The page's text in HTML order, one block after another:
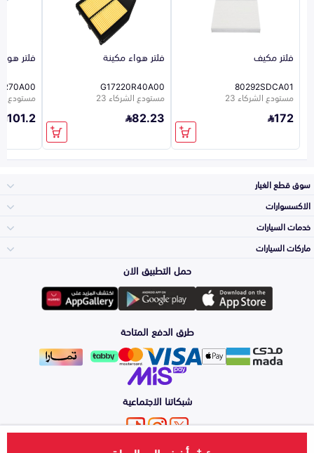
فلتر مكيف
80292SDCA01
مستودع الشركاء 23
172
فلتر هواء مكينة
G17220R40A00
مستودع الشركاء 23
82.23
فلتر
مستودع
101.2
سوق قطع الغيار
المكائن، القيرات
وملحقاتها
الشمعات
والاصطبات (الاضاءة)
الفرامل والأقمشة
الأبواب، الرفرف
الاكسسوارات
لوازم الرحلات
اكسسوارات العناية
الزيوت و السوائل
خدمات السيارات
الأكثر مبيعاً
التلميع والعناية
حماية مقدمة السيارة
ماركات السيارات
تويوتا
هيونداي
كيا
حمل التطبيق الان
طرق الدفع المتاحة
شبكاتنا الاجتماعية